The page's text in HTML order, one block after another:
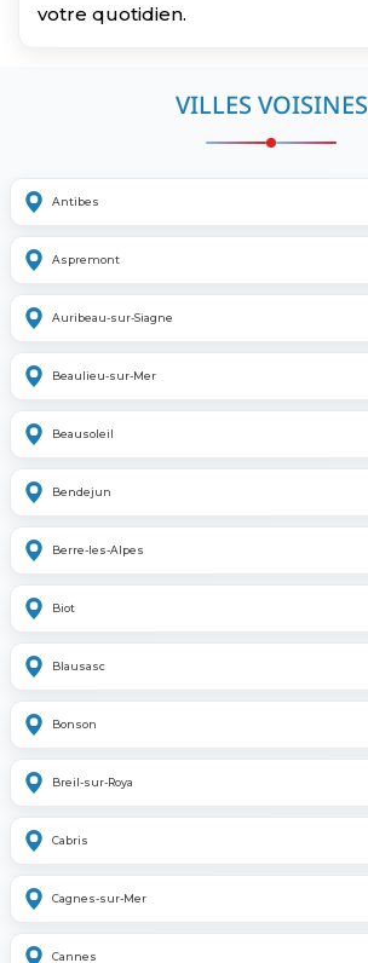
votre quotidien.
VILLES VOISINES
Antibes
Aspremont
Auribeau-sur-Siagne
Beaulieu-sur-Mer
Beausoleil
Bendejun
Berre-les-Alpes
Biot
Blausasc
Bonson
Breil-sur-Roya
Cabris
Cagnes-sur-Mer
Cannes